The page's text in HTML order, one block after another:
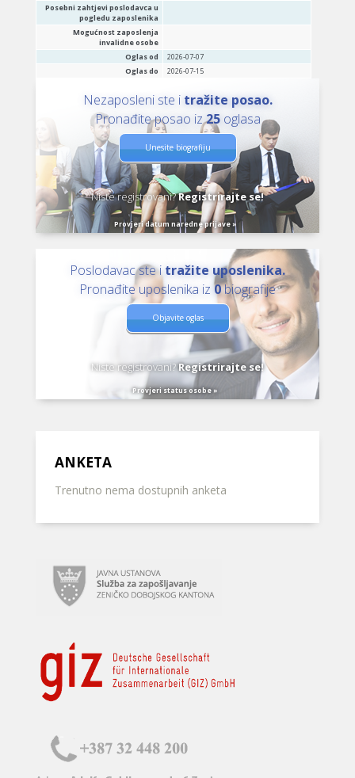
Posebni zahtjevi poslodavca u
pogledu zaposlenika
Mogućnost zaposlenja
invalidne osobe
Oglas od
2026-07-07
Oglas do
2026-07-15
Nezaposleni ste i tražite posao.
Pronađite posao iz25oglasa
Unesite biografiju
Niste registrovani?Registrirajte se!
Provjeri datum naredne prijave »
Poslodavac ste i tražite uposlenika.
Pronađite uposlenika iz 0biografije
Objavite oglas
Niste registrovani?Registrirajte se!
Provjeri status osobe »
ANKETA
Trenutno nema dostupnih anketa